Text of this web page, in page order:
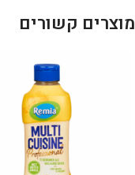
מוצרים קשורים